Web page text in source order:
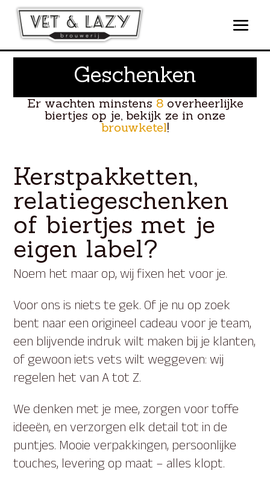
Geschenken
Er wachten minstens 8overheerlijke
biertjes op je, bekijk ze in onze
brouwketel!
Kerstpakketten,
relatiegeschenken
of biertjes met je
eigen label?
Noem het maar op, wij fixen het voor je.
Voor ons is niets te gek. Of je nu op zoek
bent naar een origineel cadeau voor je team,
een blijvende indruk wilt maken bij je klanten,
of gewoon iets vets wilt weggeven: wij
regelen het van A tot Z.
We denken met je mee, zorgen voor toffe
ideeën, en verzorgen elk detail tot in de
puntjes. Mooie verpakkingen, persoonlijke
touches, levering op maat – alles klopt.